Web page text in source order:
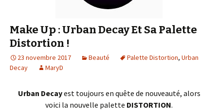
Make Up : Urban Decay Et Sa Palette
Distortion !
23 novembre 2017 Beauté Palette Distortion, Urban
Decay
MaryD
Urban Decayest toujours en quête de nouveauté, alors
voici la nouvelle palette DISTORTION.